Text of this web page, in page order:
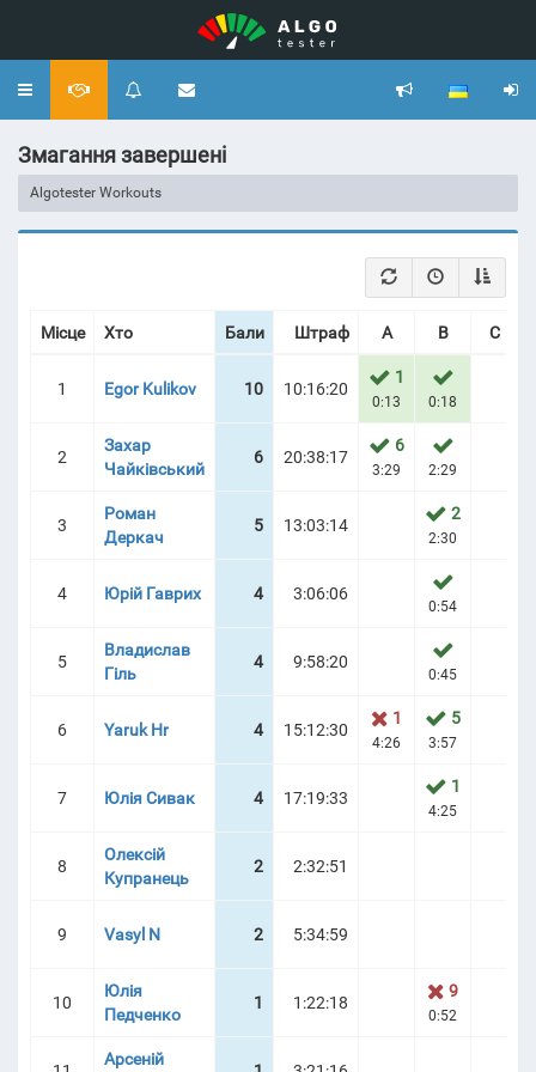
Toggle
Змагання завершені
Algotester Workouts
Місце Хто Бали Штраф A B C
1 Egor Kulikov 10 10:16:20
1
0:13 0:18
2
Захар
Чайківський
6 20:38:17
6
3:29 2:29
3
Роман
Деркач
5 13:03:14
2
2:30
4 Юрій Гаврих 4 3:06:06
0:54
5
Владислав
Гіль
4 9:58:20
0:45
6 Yaruk Hr 4 15:12:30
1
4:26
5
3:57
7 Юлія Сивак 4 17:19:33
1
4:25
8
Олексій
Купранець
2 2:32:51
9 Vasyl N 2 5:34:59
10
Юлія
Педченко
1 1:22:18
9
0:52
Арсеній